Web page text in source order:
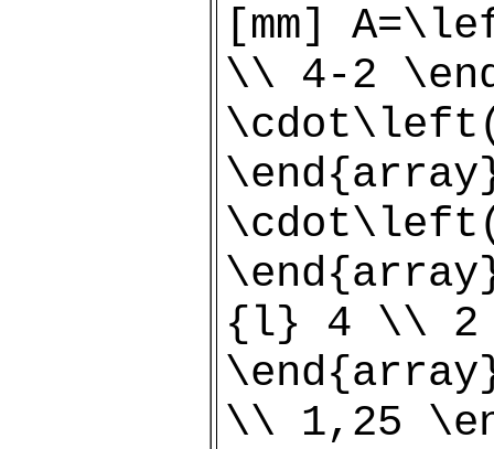
[mm]
\\ 4-2
{l} 4 \\ 2
\\ 1,25